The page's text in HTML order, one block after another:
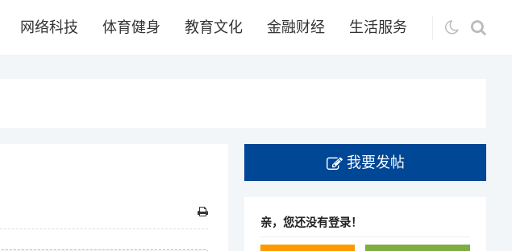
网络科技 体育健身 教育文化 金融财经 生活服务
我要发帖
亲，您还没有登录！